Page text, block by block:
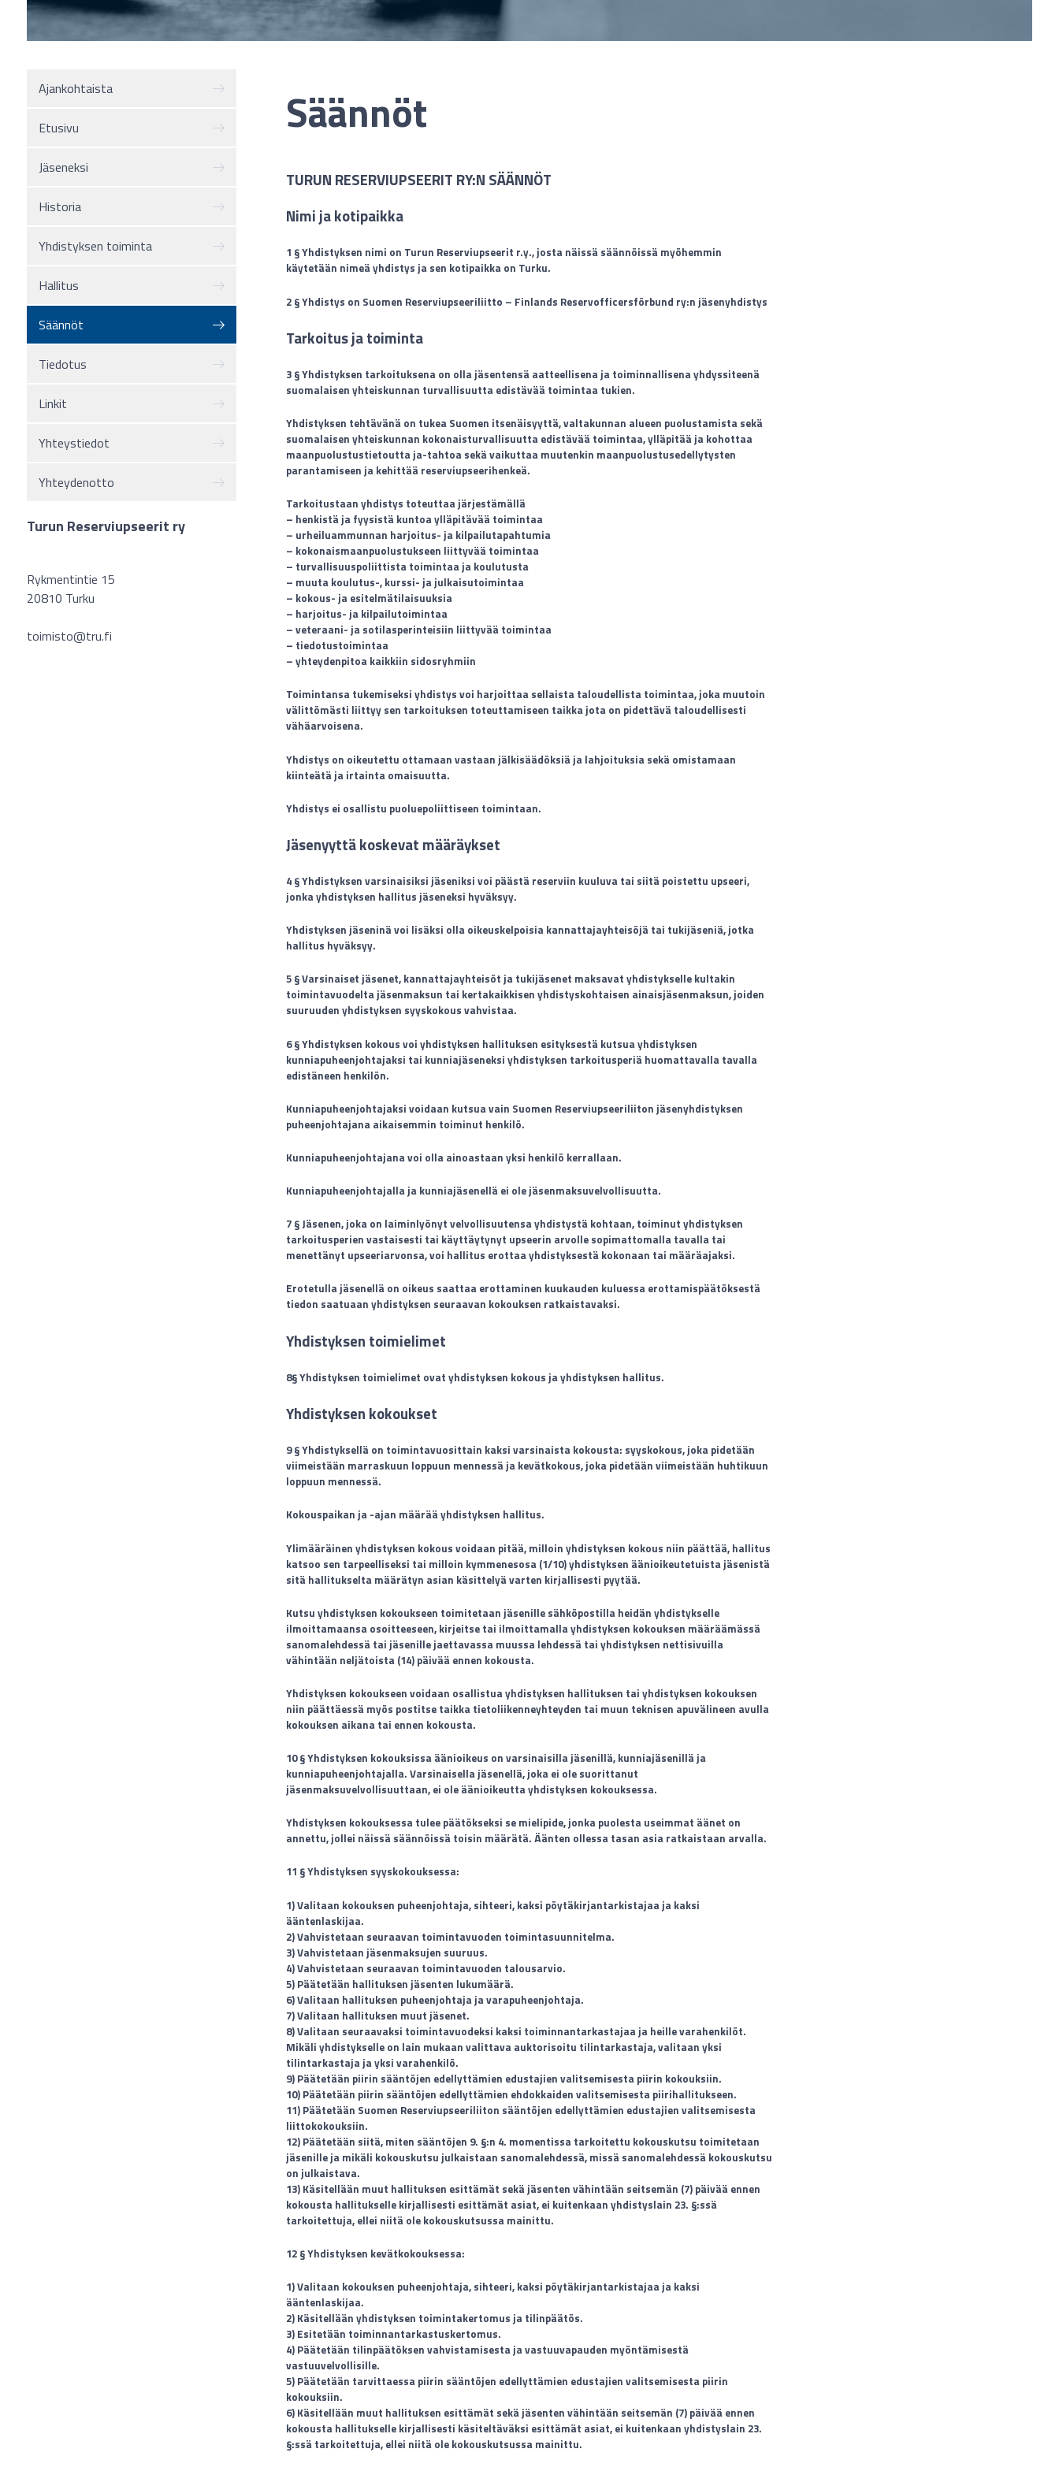
Ajankohtaista
Etusivu
Jäseneksi
Historia
Yhdistyksen toiminta
Hallitus
Säännöt
Tiedotus
Linkit
Yhteystiedot
Yhteydenotto
Turun Reserviupseerit ry
Rykmentintie 15
20810 Turku
toimisto@tru.fi
Säännöt
TURUN RESERVIUPSEERIT RY:N SÄÄNNÖT
Nimi ja kotipaikka
1 § Yhdistyksen nimi on Turun Reserviupseerit r.y., josta näissä säännöissä myöhemmin
käytetään nimeä yhdistys ja sen kotipaikka on Turku.
2 § Yhdistys on Suomen Reserviupseeriliitto – Finlands Reservofficersförbund ry:n jäsenyhdistys
Tarkoitus ja toiminta
3 § Yhdistyksen tarkoituksena on olla jäsentensä aatteellisena ja toiminnallisena yhdyssiteenä
suomalaisen yhteiskunnan turvallisuutta edistävää toimintaa tukien.
Yhdistyksen tehtävänä on tukea Suomen itsenäisyyttä, valtakunnan alueen puolustamista sekä
suomalaisen yhteiskunnan kokonaisturvallisuutta edistävää toimintaa, ylläpitää ja kohottaa
maanpuolustustietoutta ja-tahtoa sekä vaikuttaa muutenkin maanpuolustusedellytysten
parantamiseen ja kehittää reserviupseerihenkeä.
Tarkoitustaan yhdistys toteuttaa järjestämällä
– henkistä ja fyysistä kuntoa ylläpitävää toimintaa
– urheiluammunnan harjoitus- ja kilpailutapahtumia
– kokonaismaanpuolustukseen liittyvää toimintaa
– turvallisuuspoliittista toimintaa ja koulutusta
– muuta koulutus-, kurssi- ja julkaisutoimintaa
– kokous- ja esitelmätilaisuuksia
– harjoitus- ja kilpailutoimintaa
– veteraani- ja sotilasperinteisiin liittyvää toimintaa
– tiedotustoimintaa
– yhteydenpitoa kaikkiin sidosryhmiin
Toimintansa tukemiseksi yhdistys voi harjoittaa sellaista taloudellista toimintaa, joka muutoin
välittömästi liittyy sen tarkoituksen toteuttamiseen taikka jota on pidettävä taloudellisesti
vähäarvoisena.
Yhdistys on oikeutettu ottamaan vastaan jälkisäädöksiä ja lahjoituksia sekä omistamaan
kiinteätä ja irtainta omaisuutta.
Yhdistys ei osallistu puoluepoliittiseen toimintaan.
Jäsenyyttä koskevat määräykset
4 § Yhdistyksen varsinaisiksi jäseniksi voi päästä reserviin kuuluva tai siitä poistettu upseeri,
jonka yhdistyksen hallitus jäseneksi hyväksyy.
Yhdistyksen jäseninä voi lisäksi olla oikeuskelpoisia kannattajayhteisöjä tai tukijäseniä, jotka
hallitus hyväksyy.
5 § Varsinaiset jäsenet, kannattajayhteisöt ja tukijäsenet maksavat yhdistykselle kultakin
toimintavuodelta jäsenmaksun tai kertakaikkisen yhdistyskohtaisen ainaisjäsenmaksun, joiden
suuruuden yhdistyksen syyskokous vahvistaa.
6 § Yhdistyksen kokous voi yhdistyksen hallituksen esityksestä kutsua yhdistyksen
kunniapuheenjohtajaksi tai kunniajäseneksi yhdistyksen tarkoitusperiä huomattavalla tavalla
edistäneen henkilön.
Kunniapuheenjohtajaksi voidaan kutsua vain Suomen Reserviupseeriliiton jäsenyhdistyksen
puheenjohtajana aikaisemmin toiminut henkilö.
Kunniapuheenjohtajana voi olla ainoastaan yksi henkilö kerrallaan.
Kunniapuheenjohtajalla ja kunniajäsenellä ei ole jäsenmaksuvelvollisuutta.
7 § Jäsenen, joka on laiminlyönyt velvollisuutensa yhdistystä kohtaan, toiminut yhdistyksen
tarkoitusperien vastaisesti tai käyttäytynyt upseerin arvolle sopimattomalla tavalla tai
menettänyt upseeriarvonsa, voi hallitus erottaa yhdistyksestä kokonaan tai määräajaksi.
Erotetulla jäsenellä on oikeus saattaa erottaminen kuukauden kuluessa erottamispäätöksestä
tiedon saatuaan yhdistyksen seuraavan kokouksen ratkaistavaksi.
Yhdistyksen toimielimet
8§ Yhdistyksen toimielimet ovat yhdistyksen kokous ja yhdistyksen hallitus.
Yhdistyksen kokoukset
9 § Yhdistyksellä on toimintavuosittain kaksi varsinaista kokousta: syyskokous, joka pidetään
viimeistään marraskuun loppuun mennessä ja kevätkokous, joka pidetään viimeistään huhtikuun
loppuun mennessä.
Kokouspaikan ja -ajan määrää yhdistyksen hallitus.
Ylimääräinen yhdistyksen kokous voidaan pitää, milloin yhdistyksen kokous niin päättää, hallitus
katsoo sen tarpeelliseksi tai milloin kymmenesosa (1/10) yhdistyksen äänioikeutetuista jäsenistä
sitä hallitukselta määrätyn asian käsittelyä varten kirjallisesti pyytää.
Kutsu yhdistyksen kokoukseen toimitetaan jäsenille sähköpostilla heidän yhdistykselle
ilmoittamaansa osoitteeseen, kirjeitse tai ilmoittamalla yhdistyksen kokouksen määräämässä
sanomalehdessä tai jäsenille jaettavassa muussa lehdessä tai yhdistyksen nettisivuilla
vähintään neljätoista (14) päivää ennen kokousta.
Yhdistyksen kokoukseen voidaan osallistua yhdistyksen hallituksen tai yhdistyksen kokouksen
niin päättäessä myös postitse taikka tietoliikenneyhteyden tai muun teknisen apuvälineen avulla
kokouksen aikana tai ennen kokousta.
10 § Yhdistyksen kokouksissa äänioikeus on varsinaisilla jäsenillä, kunniajäsenillä ja
kunniapuheenjohtajalla. Varsinaisella jäsenellä, joka ei ole suorittanut
jäsenmaksuvelvollisuuttaan, ei ole äänioikeutta yhdistyksen kokouksessa.
Yhdistyksen kokouksessa tulee päätökseksi se mielipide, jonka puolesta useimmat äänet on
annettu, jollei näissä säännöissä toisin määrätä. Äänten ollessa tasan asia ratkaistaan arvalla.
11 § Yhdistyksen syyskokouksessa:
1) Valitaan kokouksen puheenjohtaja, sihteeri, kaksi pöytäkirjantarkistajaa ja kaksi
ääntenlaskijaa.
2) Vahvistetaan seuraavan toimintavuoden toimintasuunnitelma.
3) Vahvistetaan jäsenmaksujen suuruus.
4) Vahvistetaan seuraavan toimintavuoden talousarvio.
5) Päätetään hallituksen jäsenten lukumäärä.
6) Valitaan hallituksen puheenjohtaja ja varapuheenjohtaja.
7) Valitaan hallituksen muut jäsenet.
8) Valitaan seuraavaksi toimintavuodeksi kaksi toiminnantarkastajaa ja heille varahenkilöt.
Mikäli yhdistykselle on lain mukaan valittava auktorisoitu tilintarkastaja, valitaan yksi
tilintarkastaja ja yksi varahenkilö.
9) Päätetään piirin sääntöjen edellyttämien edustajien valitsemisesta piirin kokouksiin.
10) Päätetään piirin sääntöjen edellyttämien ehdokkaiden valitsemisesta piirihallitukseen.
11) Päätetään Suomen Reserviupseeriliiton sääntöjen edellyttämien edustajien valitsemisesta
liittokokouksiin.
12) Päätetään siitä, miten sääntöjen 9. §:n 4. momentissa tarkoitettu kokouskutsu toimitetaan
jäsenille ja mikäli kokouskutsu julkaistaan sanomalehdessä, missä sanomalehdessä kokouskutsu
on julkaistava.
13) Käsitellään muut hallituksen esittämät sekä jäsenten vähintään seitsemän (7) päivää ennen
kokousta hallitukselle kirjallisesti esittämät asiat, ei kuitenkaan yhdistyslain 23. §:ssä
tarkoitettuja, ellei niitä ole kokouskutsussa mainittu.
12 § Yhdistyksen kevätkokouksessa:
1) Valitaan kokouksen puheenjohtaja, sihteeri, kaksi pöytäkirjantarkistajaa ja kaksi
ääntenlaskijaa.
2) Käsitellään yhdistyksen toimintakertomus ja tilinpäätös.
3) Esitetään toiminnantarkastuskertomus.
4) Päätetään tilinpäätöksen vahvistamisesta ja vastuuvapauden myöntämisestä
vastuuvelvollisille.
5) Päätetään tarvittaessa piirin sääntöjen edellyttämien edustajien valitsemisesta piirin
kokouksiin.
6) Käsitellään muut hallituksen esittämät sekä jäsenten vähintään seitsemän (7) päivää ennen
kokousta hallitukselle kirjallisesti käsiteltäväksi esittämät asiat, ei kuitenkaan yhdistyslain 23.
§:ssä tarkoitettuja, ellei niitä ole kokouskutsussa mainittu.